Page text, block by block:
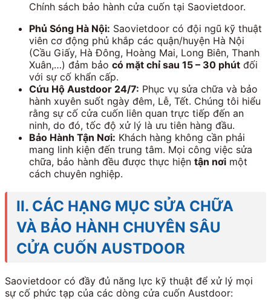
Chính sách bảo hành cửa cuốn tại Saovietdoor.
Phủ Sóng Hà Nội: Saovietdoor có đội ngũ kỹ thuật
viên cơ động phủ khắp các quận/huyện Hà Nội
(Cầu Giấy, Hà Đông, Hoàng Mai, Long Biên, Thanh
Xuân,…) đảm bảo có mặt chỉ sau 15 – 30 phút đối
với sự cố khẩn cấp.
Cứu Hộ Austdoor 24/7: Phục vụ sửa chữa và bảo
hành xuyên suốt ngày đêm, Lễ, Tết. Chúng tôi hiểu
rằng sự cố cửa cuốn liên quan trực tiếp đến an
ninh, do đó, tốc độ xử lý là ưu tiên hàng đầu.
Bảo Hành Tận Nơi: Khách hàng không cần phải
mang linh kiện đến trung tâm. Mọi công việc sửa
chữa, bảo hành đều được thực hiện tận nơi một
cách chuyên nghiệp.
II. CÁC HẠNG MỤC SỬA CHỮA
VÀ BẢO HÀNH CHUYÊN SÂU
CỬA CUỐN AUSTDOOR
Saovietdoor có đầy đủ năng lực kỹ thuật để xử lý mọi
sự cố phức tạp của các dòng cửa cuốn Austdoor: